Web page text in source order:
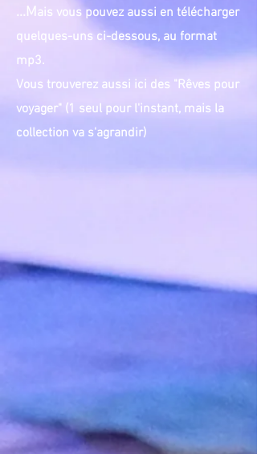
...Mais vous pouvez aussi en télécharger
quelques-uns ci-dessous, au format
mp3.
Vous trouverez aussi ici des "Rêves pour
voyager" (1 seul pour l'instant, mais la
collection va s'agrandir)